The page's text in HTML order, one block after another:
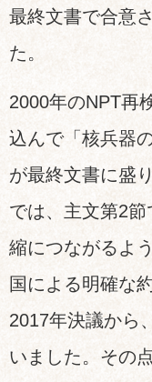
最終文書で合意
た。
2000年のNPT再
込んで「核兵器
が最終文書に盛
では、主文第2
縮につながるよ
国による明確な
2017年決議から
いました。その